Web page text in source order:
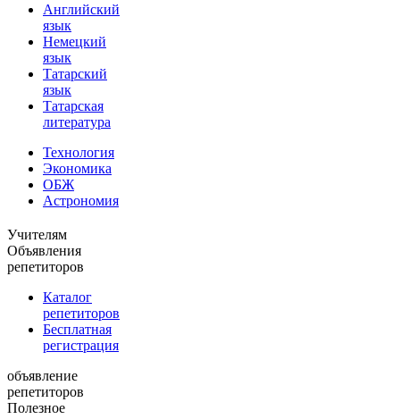
Английский
язык
Немецкий
язык
Татарский
язык
Татарская
литература
Технология
Экономика
ОБЖ
Астрономия
Учителям
Объявления
репетиторов
Каталог
репетиторов
Бесплатная
регистрация
объявление
репетиторов
Полезное